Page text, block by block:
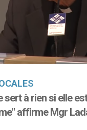
sert à rien si elle
affirme Mgr